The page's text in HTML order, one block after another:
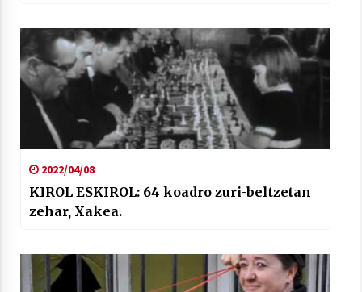
2022/04/08
KIROL ESKIROL: 64 koadro zuri-beltzetan
zehar, Xakea.